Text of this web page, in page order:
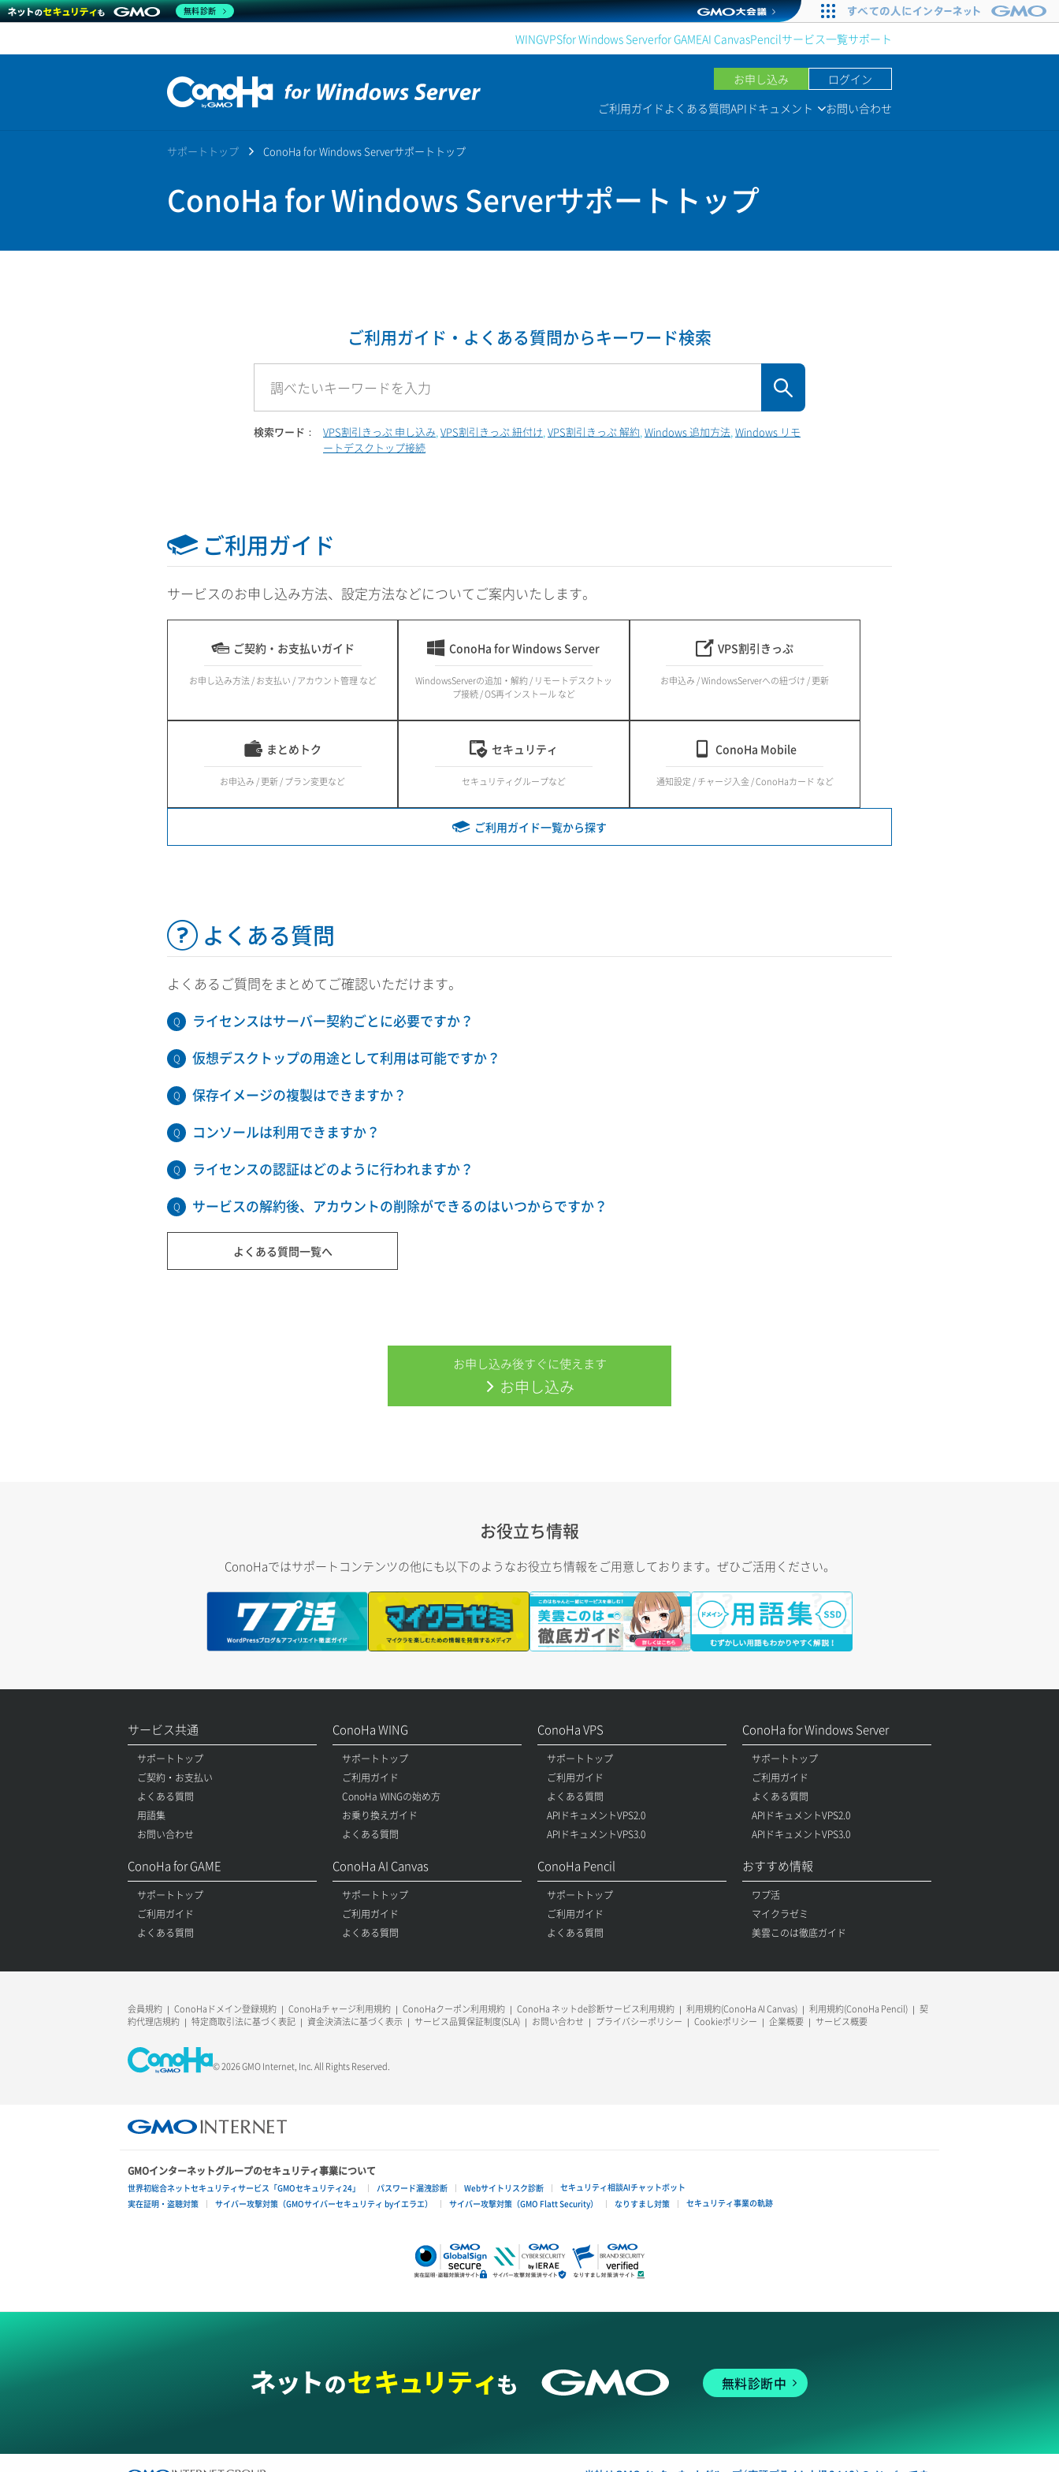
WINGVPSfor Windows Serverfor GAMEAI CanvasPencilサービス一覧サポート
お申し込み
ログイン
ご利用ガイド よくある質問APIドキュメント お問い合わせ
サポートトップ ConoHa for Windows Serverサポートトップ
ConoHa for Windows Serverサポートトップ
ご利用ガイド・よくある質問からキーワード検索
検索ワード： VPS割引きっぷ 申し込み VPS割引きっぷ 紐付け VPS割引きっぷ 解約 Windows 追加方法 Windows リモ
ートデスクトップ接続
ご利用ガイド
サービスのお申し込み方法、設定方法などについてご案内いたします。
ご契約・お支払いガイド
お申し込み方法 / お支払い / アカウント管理 など
ConoHa for Windows Server
WindowsServerの追加・解約 / リモートデスクトッ
プ接続 / OS再インストール など
VPS割引きっぷ
お申込み / WindowsServerへの紐づけ / 更新
まとめトク
お申込み / 更新 / プラン変更など
セキュリティ
セキュリティグループなど
ConoHa Mobile
通知設定 / チャージ入金 / ConoHaカード など
ご利用ガイド一覧から探す
よくある質問
よくあるご質問をまとめてご確認いただけます。
ライセンスはサーバー契約ごとに必要ですか？
仮想デスクトップの用途として利用は可能ですか？
保存イメージの複製はできますか？
コンソールは利用できますか？
ライセンスの認証はどのように行われますか？
サービスの解約後、アカウントの削除ができるのはいつからですか？
よくある質問一覧へ
お申し込み後すぐに使えます
お申し込み
お役立ち情報
ConoHaではサポートコンテンツの他にも以下のようなお役立ち情報をご用意しております。ぜひご活用ください。
サービス共通
サポートトップ
ご契約・お支払い
よくある質問
用語集
お問い合わせ
ConoHa WING
サポートトップ
ご利用ガイド
ConoHa WINGの始め方
お乗り換えガイド
よくある質問
ConoHa VPS
サポートトップ
ご利用ガイド
よくある質問
APIドキュメントVPS2.0
APIドキュメントVPS3.0
ConoHa for Windows Server
サポートトップ
ご利用ガイド
よくある質問
APIドキュメントVPS2.0
APIドキュメントVPS3.0
ConoHa for GAME
サポートトップ
ご利用ガイド
よくある質問
ConoHa AI Canvas
サポートトップ
ご利用ガイド
よくある質問
ConoHa Pencil
サポートトップ
ご利用ガイド
よくある質問
おすすめ情報
ワプ活
マイクラゼミ
美雲このは徹底ガイド
会員規約 ConoHaドメイン登録規約 ConoHaチャージ利用規約 ConoHaクーポン利用規約 ConoHa ネットde診断サービス利用規約 利用規約(ConoHa AI Canvas) 利用規約(ConoHa Pencil)
契
約代理店規約
特定商取引法に基づく表記 資金決済法に基づく表示 サービス品質保証制度(SLA) お問い合わせ プライバシーポリシー Cookieポリシー 企業概要 サービス概要
© 2026 GMO Internet, Inc. All Rights Reserved.
GMOインターネットグループのセキュリティ事業について
世界初総合ネットセキュリティサービス「GMOセキュリティ24」 パスワード漏洩診断 Webサイトリスク診断
セキュリティ相談AIチャットボット
実在証明・盗聴対策
サイバー攻撃対策（GMOサイバーセキュリティ byイエラエ） サイバー攻撃対策（GMO Flatt Security） なりすまし対策 セキュリティ事業の軌跡
無料診断中
無料診断